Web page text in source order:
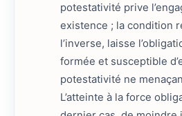
potestativité prive
existence ; la condition
l’inverse, laisse
formée et susceptible
potestativité ne
L’atteinte à la force